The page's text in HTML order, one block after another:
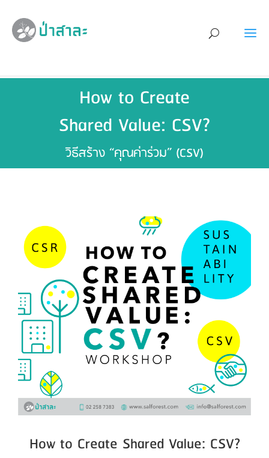
How to Create
Shared Value: CSV?
วิธีสร้าง “คุณค่าร่วม” (CSV)
How to Create Shared Value: CSV?